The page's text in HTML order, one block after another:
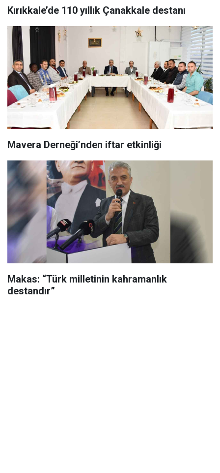
Kırıkkale’de 110 yıllık Çanakkale destanı
Mavera Derneği’nden iftar etkinliği
Makas: “Türk milletinin kahramanlık
destandır”